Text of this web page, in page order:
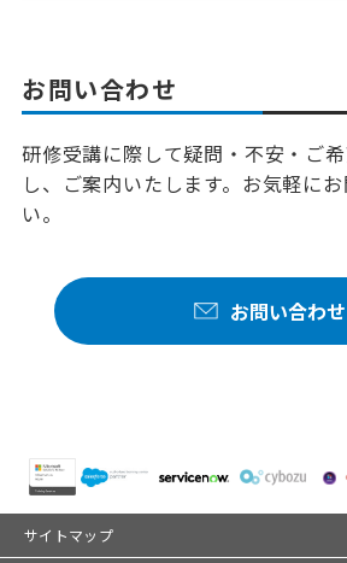
お問い合わせ
研修受講に際して疑問・不安・ご
し、ご案内いたします。お気軽に
い。
お問い合わせ
サイトマップ